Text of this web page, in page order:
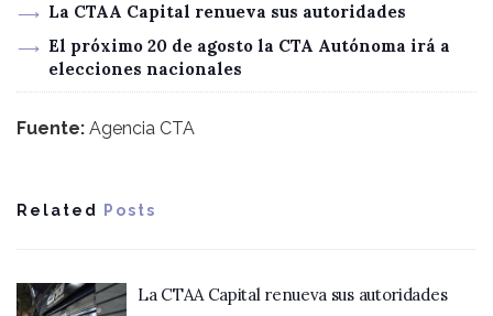
La CTAA Capital renueva sus autoridades
El próximo 20 de agosto la CTA Autónoma irá a
elecciones nacionales
Fuente: Agencia CTA
Related Posts
La CTAA Capital renueva sus autoridades